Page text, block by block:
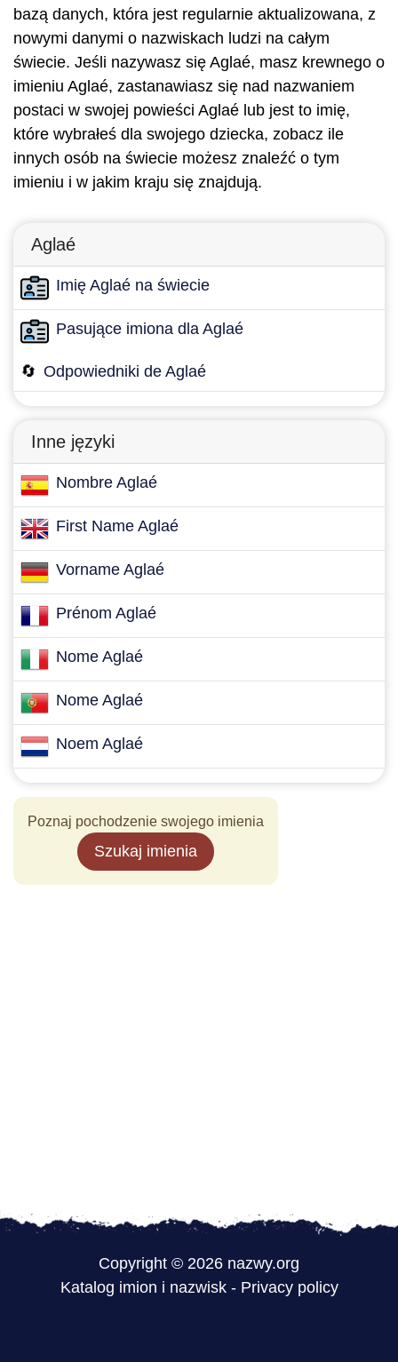
bazą danych, która jest regularnie aktualizowana, z
nowymi danymi o nazwiskach ludzi na całym
świecie. Jeśli nazywasz się Aglaé, masz krewnego o
imieniu Aglaé, zastanawiasz się nad nazwaniem
postaci w swojej powieści Aglaé lub jest to imię,
które wybrałeś dla swojego dziecka, zobacz ile
innych osób na świecie możesz znaleźć o tym
imieniu i w jakim kraju się znajdują.
Aglaé
Imię Aglaé na świecie
Pasujące imiona dla Aglaé
🔄 Odpowiedniki de Aglaé
Inne języki
Nombre Aglaé
First Name Aglaé
Vorname Aglaé
Prénom Aglaé
Nome Aglaé
Nome Aglaé
Noem Aglaé
Poznaj pochodzenie swojego imienia
Szukaj imienia
Copyright © 2026 nazwy.org
Katalog imion i nazwisk- Privacy policy